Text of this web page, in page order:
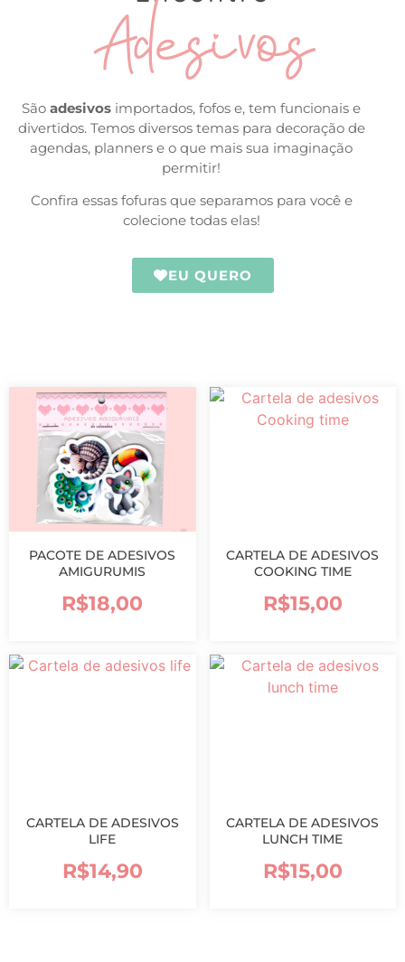
Adesivos
São adesivos importados, fofos e, tem funcionais e
divertidos. Temos diversos temas para decoração de
agendas, planners e o que mais sua imaginação
permitir!
Confira essas fofuras que separamos para você e
colecione todas elas!
EU QUERO
PACOTE DE ADESIVOS
AMIGURUMIS
R$18,00
CARTELA DE ADESIVOS
COOKING TIME
R$15,00
CARTELA DE ADESIVOS
LIFE
R$14,90
CARTELA DE ADESIVOS
LUNCH TIME
R$15,00